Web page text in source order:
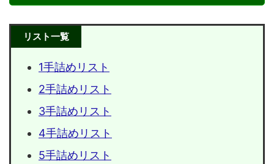
リスト一覧
1手詰めリスト
2手詰めリスト
3手詰めリスト
4手詰めリスト
5手詰めリスト